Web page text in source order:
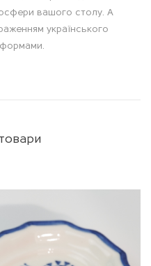
вашого столу. А
українського
формами.